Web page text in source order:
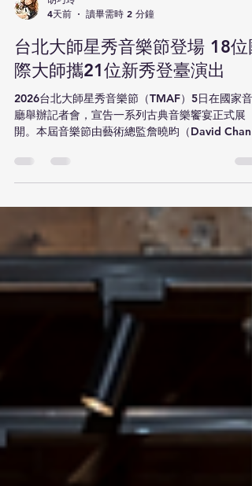
4天前
讀畢需時 2 分鐘
台北大師星秀音樂節登場 18位
際大師攜21位新秀登臺演出
2026台北大師星秀音樂節（TMAF）5日在國家音
開。本屆音樂節由藝術總監詹曉昀（David Chan
精心策劃，共邀請18位國際級音樂大師來臺授課與
青年學員參與。除已在8月1日登場的「星秀室內樂
音樂會」，5日晚間也將於國家音樂廳舉辦「大師
星音樂會」，7日至9日則將巡迴臺中國家歌劇院、
衛武營國家藝術文化中心及國家音樂廳，由奧地利
指揮家漢斯．葛拉夫（Hans Graf）執棒，攜手
TMAF管弦樂團帶來三場「大師星秀音樂節交響音